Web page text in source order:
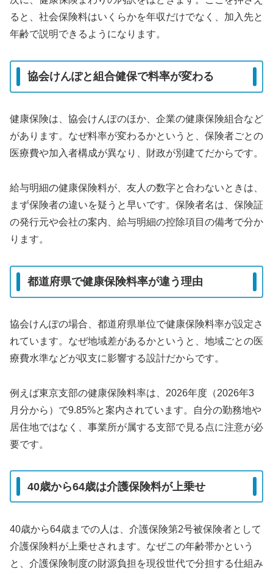
ると、社会保険料はいくらかを年収だけでなく、加入先と
年齢で説明できるようになります。
協会けんぽと組合健保で料率が変わる
健康保険は、協会けんぽのほか、企業の健康保険組合など
があります。なぜ料率が変わるかというと、保険者ごとの
医療費や加入者構成が異なり、財政が別建てだからです。
給与明細の健康保険料が、友人の数字と合わないときは、
まず保険者の違いを疑うと早いです。保険者名は、保険証
の発行元や会社の案内、給与明細の控除項目の備考で分か
ります。
都道府県で健康保険料率が違う理由
協会けんぽの場合、都道府県単位で健康保険料率が設定さ
れています。なぜ地域差があるかというと、地域ごとの医
療費水準などが収支に影響する設計だからです。
例えば東京支部の健康保険料率は、2026年度（2026年3
月分から）で9.85%と案内されています。自分の勤務地や
居住地ではなく、事業所が属する支部で見る点に注意が必
要です。
40歳から64歳は介護保険料が上乗せ
40歳から64歳までの人は、介護保険第2号被保険者として
介護保険料が上乗せされます。なぜこの年齢帯かという
と、介護保険制度の財源負担を現役世代で分担する仕組み